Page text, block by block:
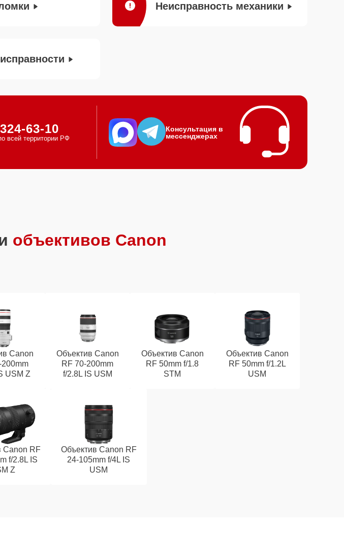
Неисправность механики
63-10
всей территории РФ
Консультация в
мессенджерах
объективов Canon
Canon
USM Z
Объектив Canon
RF 70‑200mm
f/2.8L IS USM
Объектив Canon
RF 50mm f/1.8
STM
Объектив Canon
RF 50mm f/1.2L
USM
Canon RF
f/2.8L IS
Z
Объектив Canon RF
24‑105mm f/4L IS
USM